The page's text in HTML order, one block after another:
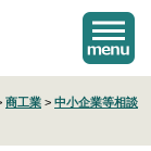
商工業 > 中小企業等相談